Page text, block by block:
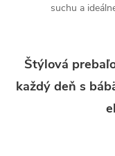
suchu a
Štýlová
každý deň s